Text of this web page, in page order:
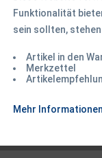
Funktionalität
sein sollten,
Artikel in den
Merkzettel
Mehr Informationen